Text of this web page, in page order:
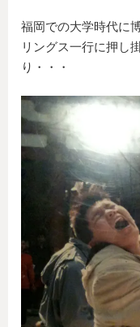
福岡での大学時代に
リングス一行に押し
り・・・